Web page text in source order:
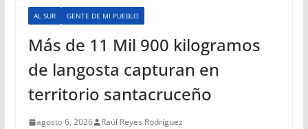
AL SUR GENTE DE MI PUEBLO
Más de 11 Mil 900 kilogramos
de langosta capturan en
territorio santacruceño
agosto 6, 2026 Raúl Reyes Rodríguez